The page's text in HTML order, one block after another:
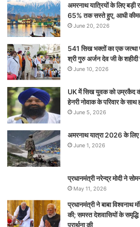
अमरनाथ यात्रियों के लिए
65% तक सस्ते हुए, आधी कीमत
June 20, 2026
541 सिख भक्तों का एक जत्था
श्री गुरु अर्जन देव जी के शहीदी
June 10, 2026
UK में सिख युवक को उम्रकैद
हेनरी नोवाक के परिवार के साथ
June 5, 2026
अमरनाथ यात्रा 2026 के लिए
June 1, 2026
प्रधानमंत्री नरेन्‍द्र मोदी ने
May 11, 2026
प्रधानमंत्री ने बाबा विश्वनाथ
की; समस्‍त देशवासियों के
प्रार्थना की